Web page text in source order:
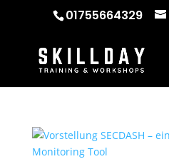
01755664329